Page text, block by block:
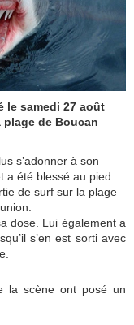
le samedi 27 août
plage de Boucan
s’adonner à son
a été blessé au pied
de surf sur la plage
dose. Lui également a
s’en est sorti avec
la scène ont posé un